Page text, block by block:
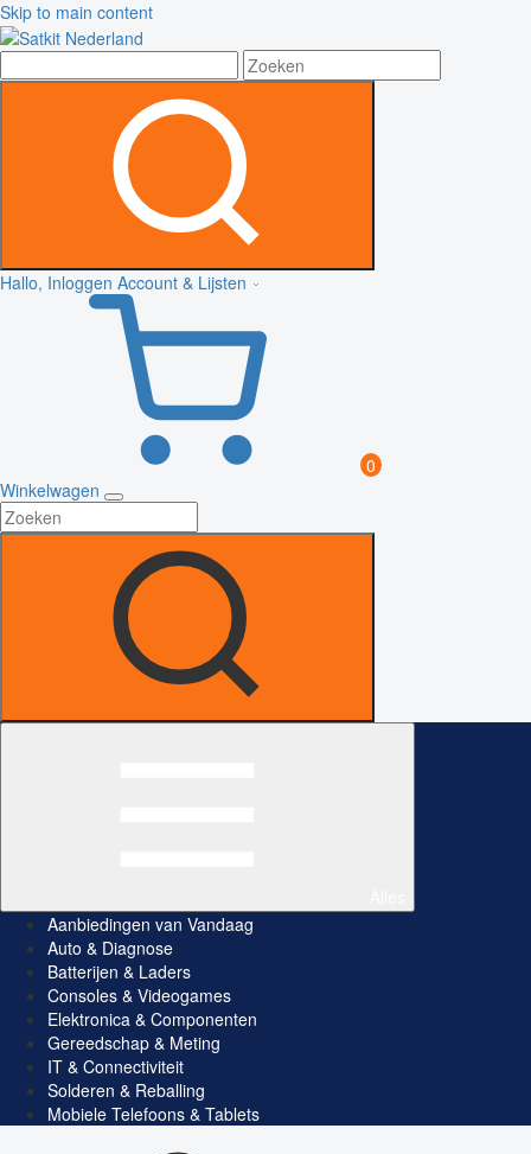
Skip to main content
Hallo, Inloggen Account & Lijsten
0
Winkelwagen
Aanbiedingen van Vandaag
Auto & Diagnose
Batterijen & Laders
Consoles & Videogames
Elektronica & Componenten
Gereedschap & Meting
IT & Connectiviteit
Solderen & Reballing
Mobiele Telefoons & Tablets